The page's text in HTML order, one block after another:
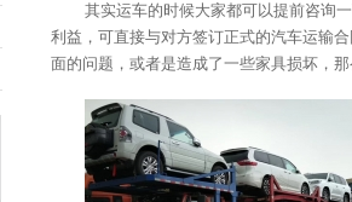
其实运车的时候大家都可以提前咨询
利益，可直接与对方签订正式的汽车运输
面的问题，或者是造成了一些家具损坏，